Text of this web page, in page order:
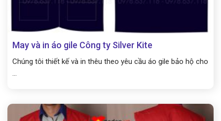
May và in áo gile Công ty Silver Kite
Chúng tôi thiết kế và in thêu theo yêu cầu áo gile bảo hộ cho
...